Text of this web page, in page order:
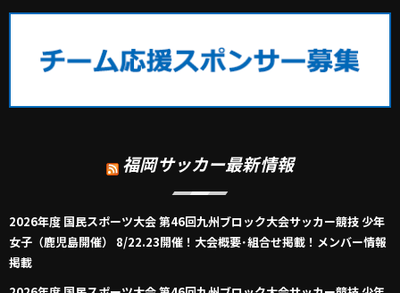
福岡サッカー最新情報
2026年度 国民スポーツ大会 第46回九州ブロック大会サッカー競技 少年
女子（鹿児島開催） 8/22.23開催！大会概要･組合せ掲載！メンバー情報
掲載